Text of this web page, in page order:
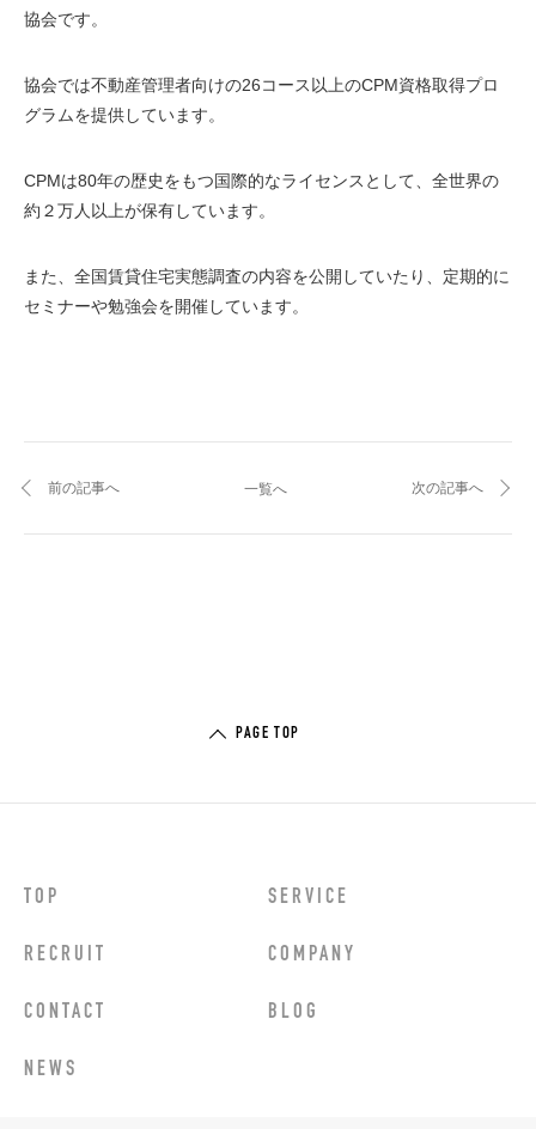
協会です。
協会では不動産管理者向けの26コース以上のCPM資格取得プロ
グラムを提供しています。
CPMは80年の歴史をもつ国際的なライセンスとして、全世界の
約２万人以上が保有しています。
また、全国賃貸住宅実態調査の内容を公開していたり、定期的に
セミナーや勉強会を開催しています。
前の記事へ 一覧へ 次の記事へ
PAGE TOP
TOP SERVICE
RECRUIT COMPANY
CONTACT BLOG
NEWS